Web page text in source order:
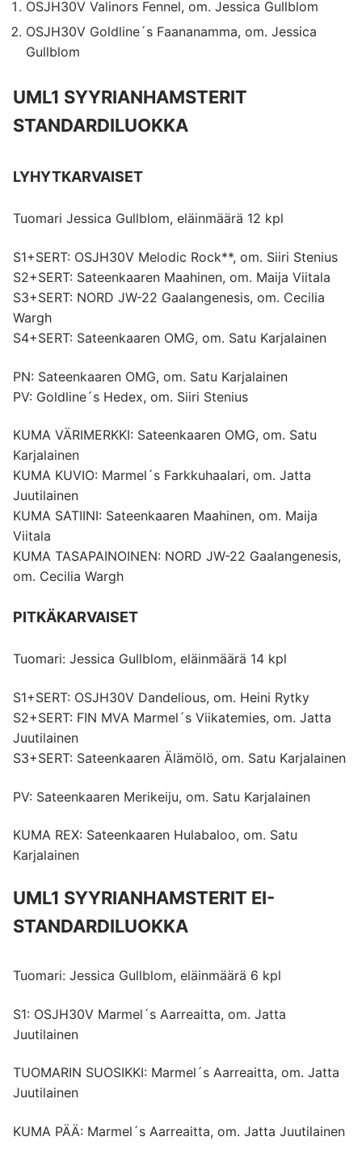
OSJH30V Valinors Fennel, om. Jessica Gullblom
OSJH30V Goldline´s Faananamma, om. Jessica
Gullblom
UML1 SYYRIANHAMSTERIT
STANDARDILUOKKA
LYHYTKARVAISET
Tuomari Jessica Gullblom, eläinmäärä 12 kpl
S1+SERT: OSJH30V Melodic Rock**, om. Siiri Stenius
S2+SERT: Sateenkaaren Maahinen, om. Maija Viitala
S3+SERT: NORD JW-22 Gaalangenesis, om. Cecilia
Wargh
S4+SERT: Sateenkaaren OMG, om. Satu Karjalainen
PN: Sateenkaaren OMG, om. Satu Karjalainen
PV: Goldline´s Hedex, om. Siiri Stenius
KUMA VÄRIMERKKI: Sateenkaaren OMG, om. Satu
Karjalainen
KUMA KUVIO: Marmel´s Farkkuhaalari, om. Jatta
Juutilainen
KUMA SATIINI: Sateenkaaren Maahinen, om. Maija
Viitala
KUMA TASAPAINOINEN: NORD JW-22 Gaalangenesis,
om. Cecilia Wargh
PITKÄKARVAISET
Tuomari: Jessica Gullblom, eläinmäärä 14 kpl
S1+SERT: OSJH30V Dandelious, om. Heini Rytky
S2+SERT: FIN MVA Marmel´s Viikatemies, om. Jatta
Juutilainen
S3+SERT: Sateenkaaren Älämölö, om. Satu Karjalainen
PV: Sateenkaaren Merikeiju, om. Satu Karjalainen
KUMA REX: Sateenkaaren Hulabaloo, om. Satu
Karjalainen
UML1 SYYRIANHAMSTERIT EI-
STANDARDILUOKKA
Tuomari: Jessica Gullblom, eläinmäärä 6 kpl
S1: OSJH30V Marmel´s Aarreaitta, om. Jatta
Juutilainen
TUOMARIN SUOSIKKI: Marmel´s Aarreaitta, om. Jatta
Juutilainen
KUMA PÄÄ: Marmel´s Aarreaitta, om. Jatta Juutilainen